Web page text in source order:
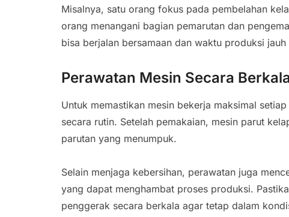
Misalnya, satu orang fokus pada pembelahan
orang menangani bagian pemarutan dan
bisa berjalan bersamaan dan waktu produksi
Perawatan Mesin Secara
Untuk memastikan mesin bekerja maksimal
secara rutin. Setelah pemakaian, mesin parut
parutan yang menumpuk.
Selain menjaga kebersihan, perawatan juga
yang dapat menghambat proses produksi.
penggerak secara berkala agar tetap dalam